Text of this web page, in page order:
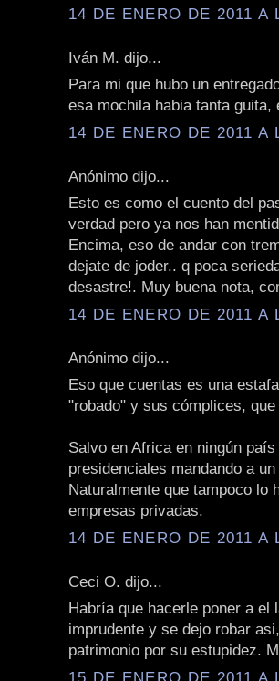
14 DE ENERO DE 2011 A
Iván M. dijo...
Para mi que hubo un
esa mochila habia tanta
14 DE ENERO DE 2011 A
Anónimo dijo...
Esto es como el cuento del
verdad pero ya nos han
Encima, eso de andar con
dejate de joder.. q poca
desastre!. Muy buena nota,
14 DE ENERO DE 2011 A
Anónimo dijo...
Eso que cuentas es una
"robado" y sus cómplices,
Salvo en Africa en ningún
presidenciales mandando a
Naturalmente que tampoco lo
empresas privadas.
14 DE ENERO DE 2011 A
Ceci O. dijo...
Habría que hacerle poner a el
imprudente y se dejo robar
patrimonio por su estupidez.
15 DE ENERO DE 2011 A